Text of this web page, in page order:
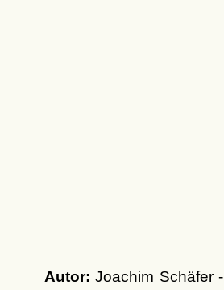
Autor: Joachim Schäfer -